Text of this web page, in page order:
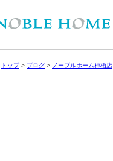
トップ> ブログ > ノーブルホーム神栖店